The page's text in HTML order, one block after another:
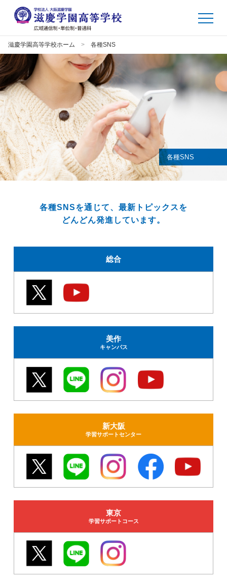
滋慶学園高等学校ホーム 各種SNS
各種SNS
各種SNSを通じて、最新トピックスを
どんどん発進しています。
総合
美作
キャンパス
新大阪
学習サポートセンター
東京
学習サポートコース